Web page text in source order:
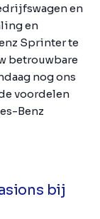
en
en
Sprinter te
betrouwbare
nog ons
voordelen
Benz
bij